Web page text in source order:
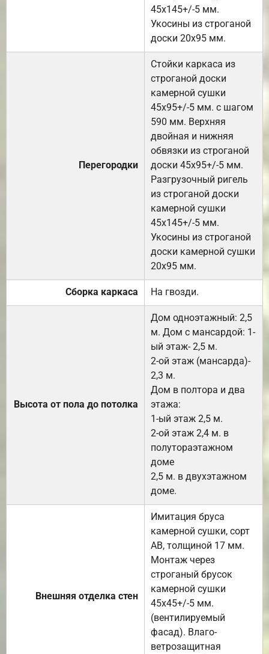
45х145+/-5 мм.
Укосины из строганой
доски 20х95 мм.
Перегородки
Стойки каркаса из
строганой доски
камерной сушки
45х95+/-5 мм. с шагом
590 мм. Верхняя
двойная и нижняя
обвязки из строганой
доски 45х95+/-5 мм.
Разгрузочный ригель
из строганой доски
камерной сушки
45х145+/-5 мм.
Укосины из строганой
доски камерной сушки
20х95 мм.
Сборка каркаса На гвозди.
Высота от пола до потолка
Дом одноэтажный: 2,5
м. Дом с мансардой: 1-
ый этаж- 2,5 м.
2-ой этаж (мансарда)-
2,3 м.
Дом в полтора и два
этажа:
1-ый этаж 2,5 м.
2-ой этаж 2,4 м. в
полутораэтажном
доме
2,5 м. в двухэтажном
доме.
Внешняя отделка стен
Имитация бруса
камерной сушки, сорт
АВ, толщиной 17 мм.
Монтаж через
строганый брусок
камерной сушки
45х45+/-5 мм.
(вентилируемый
фасад). Влаго-
ветрозащитная